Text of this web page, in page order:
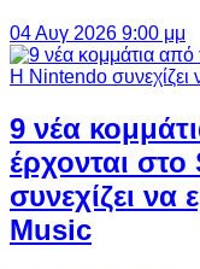
04 Αυγ 2026 9:00 μμ
9 νέα
έρχονται
συνεχίζει να
Music